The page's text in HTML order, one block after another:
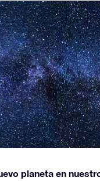
planeta en